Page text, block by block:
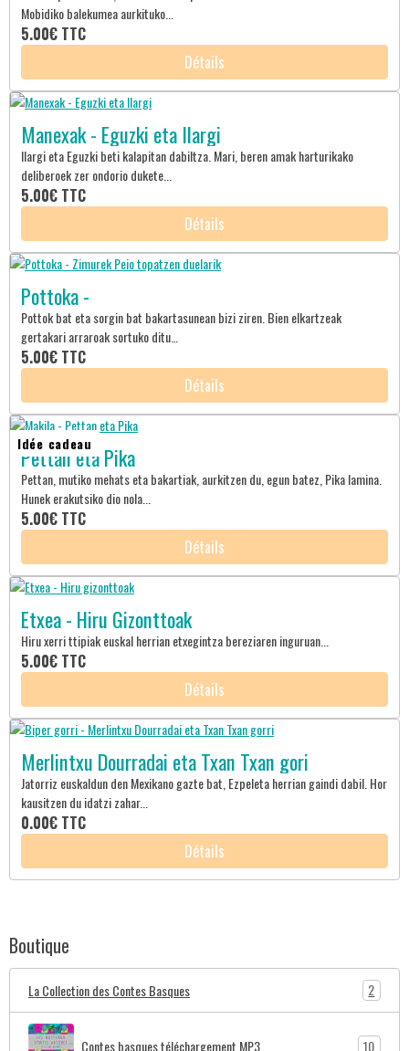
Mobidiko balekumea aurkituko...
5.00€ TTC
Détails
Manexak - Eguzki eta Ilargi
Ilargi eta Eguzki beti kalapitan dabiltza. Mari, beren amak harturikako
deliberoek zer ondorio dukete...
5.00€ TTC
Détails
Pottoka -
Pottok bat eta sorgin bat bakartasunean bizi ziren. Bien elkartzeak
gertakari arraroak sortuko ditu…
5.00€ TTC
Détails
Idée cadeau
Pettan eta Pika
Pettan, mutiko mehats eta bakartiak, aurkitzen du, egun batez, Pika lamina.
Hunek erakutsiko dio nola...
5.00€ TTC
Détails
Etxea - Hiru Gizonttoak
Hiru xerri ttipiak euskal herrian etxegintza bereziaren inguruan...
5.00€ TTC
Détails
Merlintxu Dourradai eta Txan Txan gori
Jatorriz euskaldun den Mexikano gazte bat, Ezpeleta herrian gaindi dabil. Hor
kausitzen du idatzi zahar...
0.00€ TTC
Détails
Boutique
La Collection des Contes Basques 2
Contes basques téléchargement MP3 10